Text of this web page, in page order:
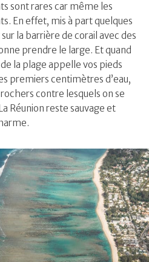
sont rares car même les
En effet, mis à part quelques
la barrière de corail avec des
prendre le large. Et quand
la plage appelle vos pieds
premiers centimètres d’eau,
contre lesquels on se
Réunion reste sauvage et